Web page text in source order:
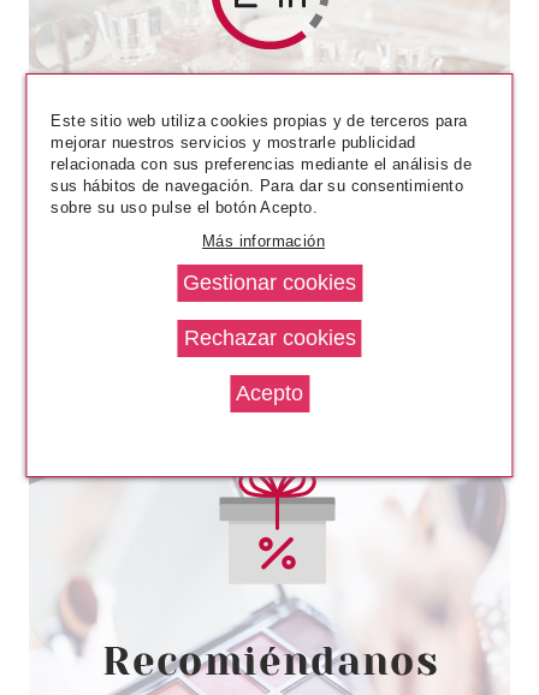
ESSENCE
Pvr 4.59€
-12%
desde
4.05€
ESSENCE
ESSENCE POLLY POCKET
SPRAY FIJADOR 50 ML
-18%
desde
3.10€
Este sitio web utiliza cookies propias y de terceros para
mejorar nuestros servicios y mostrarle publicidad
relacionada con sus preferencias mediante el análisis de
sus hábitos de navegación. Para dar su consentimiento
sobre su uso pulse el botón Acepto.
Más información